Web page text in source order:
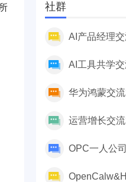
社群
AI产品经理
AI工具共学
华为鸿蒙交
运营增长交
OPC一人公